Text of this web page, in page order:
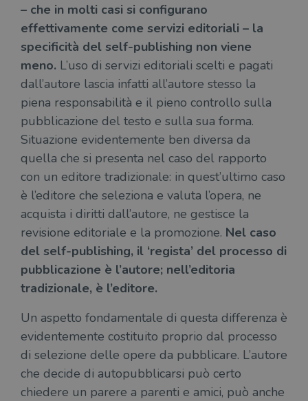
– che in molti casi si configurano
effettivamente come servizi editoriali – la
specificità del self-publishing non viene
meno. L’uso di servizi editoriali scelti e pagati
dall’autore lascia infatti all’autore stesso la
piena responsabilità e il pieno controllo sulla
pubblicazione del testo e sulla sua forma.
Situazione evidentemente ben diversa da
quella che si presenta nel caso del rapporto
con un editore tradizionale: in quest’ultimo caso
è l’editore che seleziona e valuta l’opera, ne
acquista i diritti dall’autore, ne gestisce la
revisione editoriale e la promozione. Nel caso
del self-publishing, il ‘regista’ del processo di
pubblicazione è l’autore; nell’editoria
tradizionale, è l’editore.
Un aspetto fondamentale di questa differenza è
evidentemente costituito proprio dal processo
di selezione delle opere da pubblicare. L’autore
che decide di autopubblicarsi può certo
chiedere un parere a parenti e amici, può anche